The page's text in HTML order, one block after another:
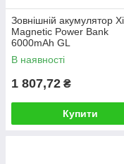
Зовнішній акумулятор
Magnetic Power Bank
6000mAh GL
В наявності
1 807,72 ₴
Купити